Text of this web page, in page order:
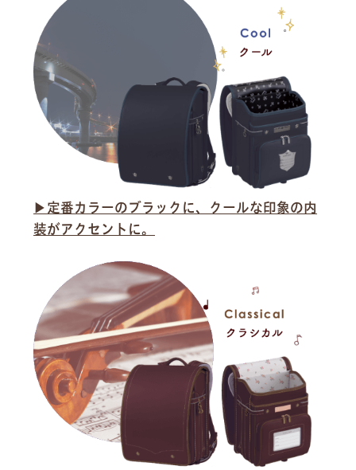
▶︎定番カラーのブラックに、クールな印象の内
装がアクセントに。